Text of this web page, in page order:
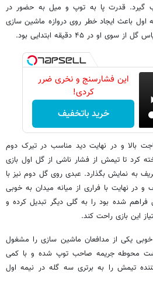
گیرد. قدرت پا به توپ و میل به حضور در
اول باعث ایجاد خطر روی دروازه ماشین سازی
۴۵ دقیقه ابتدایی بود.
این فشارسنج و نخری ضرر
کردی!
خرید باتخفیف
بالا و در نهایت دید مناسب در تیرک دوم
کرد تا تیمش از فشار ناشی از گل اول بازی
به نمایش بگذارد. عبدی روی گل دوم نیز با
نهایت با فراری از میانه میدان به خوبی
شده بود را به گلی دیگر تبدیل کرده و
این بازی راحت کند.
یکی از مدافعان ماشین سازی را مشغول
پشت محوطه جریمه صاحب توپ شده و با کمی
تیمش را به برتری سه گله در نیمه اول